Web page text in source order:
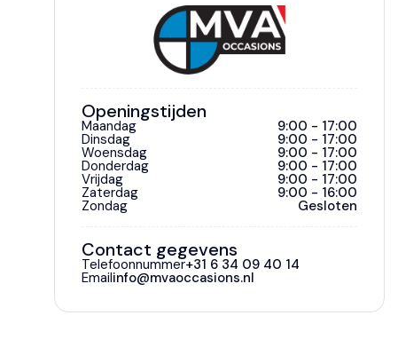
Openingstijden
Maandag 9:00 - 17:00
Dinsdag 9:00 - 17:00
Woensdag 9:00 - 17:00
Donderdag 9:00 - 17:00
Vrijdag 9:00 - 17:00
Zaterdag 9:00 - 16:00
Zondag Gesloten
Contact gegevens
Telefoonnummer+31 6 34 09 40 14
Emailinfo@mvaoccasions.nl